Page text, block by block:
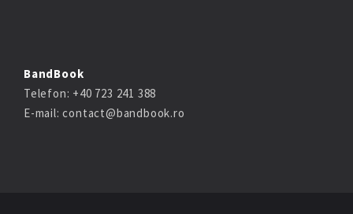
BandBook
Telefon: +40 723 241 388
E-mail: contact@bandbook.ro